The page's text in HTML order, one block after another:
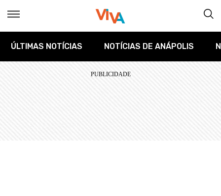
ÚLTIMAS NOTÍCIAS NOTÍCIAS DE ANÁPOLIS